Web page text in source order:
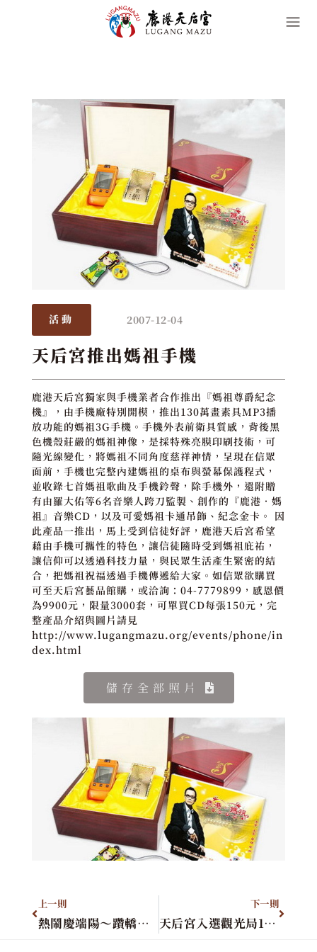
活動 2007-12-04
天后宮推出媽祖手機
鹿港天后宮獨家與手機業者合作推出『媽祖尊爵紀念
機』，由手機廠特別開模，推出130萬畫素具MP3播
放功能的媽祖3G手機。手機外表前衛具質感，背後黑
色機殼莊嚴的媽祖神像，是採特殊亮膜印刷技術，可
隨光線變化，將媽祖不同角度慈祥神情，呈現在信眾
面前，手機也完整內建媽祖的桌布與螢幕保護程式，
並收錄七首媽祖歌曲及手機鈴聲，除手機外，還附贈
有由羅大佑等6名音樂人跨刀監製、創作的『鹿港．媽
祖』音樂CD，以及可愛媽祖卡通吊飾、紀念金卡。 因
此產品一推出，馬上受到信徒好評，鹿港天后宮希望
藉由手機可攜性的特色，讓信徒隨時受到媽祖庇祐，
讓信仰可以透過科技力量，與民眾生活產生緊密的結
合，把媽祖祝福透過手機傳遞給大家。如信眾欲購買
可至天后宮藝品館購，或洽詢：04-7779899，感恩價
為9900元，限量3000套，可單買CD每張150元，完
整產品介紹與圖片請見
http://www.lugangmazu.org/events/phone/in
dex.html
儲存全部照片
上一則
熱鬧慶端陽～躦轎腳、傳統美食煎
下一則
天后宮入選觀光局10大景點